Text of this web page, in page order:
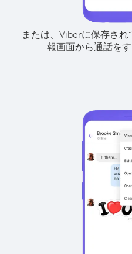
または、Viberに保存さ
報画面から通話を